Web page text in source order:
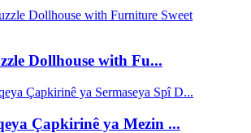
Dollhouse with Fu...
Çapkirinê ya Mezin ...